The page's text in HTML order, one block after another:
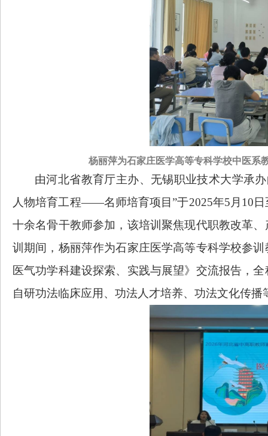
杨丽萍为石家庄医学高等专科学校中医系
由河北省教育厅主办、无锡职业技术大学承办
人物培育工程——名师培育项目”于2025年5月10
十余名骨干教师参加，该培训聚焦现代职教改革
训期间，杨丽萍作为石家庄医学高等专科学校参
医气功学科建设探索、实践与展望》交流报告，
自研功法临床应用、功法人才培养、功法文化传